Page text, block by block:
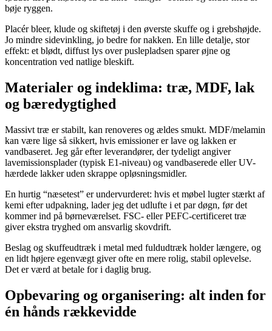
bøje ryggen.
Placér bleer, klude og skiftetøj i den øverste skuffe og i grebshøjde.
Jo mindre sidevinkling, jo bedre for nakken. En lille detalje, stor
effekt: et blødt, diffust lys over puslepladsen sparer øjne og
koncentration ved natlige bleskift.
Materialer og indeklima: træ, MDF, lak
og bæredygtighed
Massivt træ er stabilt, kan renoveres og ældes smukt. MDF/melamin
kan være lige så sikkert, hvis emissioner er lave og lakken er
vandbaseret. Jeg går efter leverandører, der tydeligt angiver
lavemissionsplader (typisk E1-niveau) og vandbaserede eller UV-
hærdede lakker uden skrappe opløsningsmidler.
En hurtig “næsetest” er undervurderet: hvis et møbel lugter stærkt af
kemi efter udpakning, lader jeg det udlufte i et par døgn, før det
kommer ind på børneværelset. FSC- eller PEFC-certificeret træ
giver ekstra tryghed om ansvarlig skovdrift.
Beslag og skuffeudtræk i metal med fuldudtræk holder længere, og
en lidt højere egenvægt giver ofte en mere rolig, stabil oplevelse.
Det er værd at betale for i daglig brug.
Opbevaring og organisering: alt inden for
én hånds rækkevidde